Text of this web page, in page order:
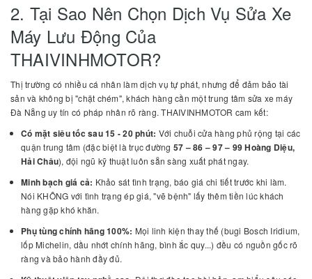
2. Tại Sao Nên Chọn Dịch Vụ Sửa Xe
Máy Lưu Động Của
THAIVINHMOTOR?
Thị trường có nhiều cá nhân làm dịch vụ tự phát, nhưng để đảm bảo tài
sản và không bị "chặt chém", khách hàng cần một trung tâm sửa xe máy
Đà Nẵng uy tín có pháp nhân rõ ràng. THAIVINHMOTOR cam kết:
Có mặt siêu tốc sau 15 - 20 phút: Với chuỗi cửa hàng phủ rộng tại các
quận trung tâm (đặc biệt là trục đường 57 – 86 – 97 – 99 Hoàng Diệu,
Hải Châu), đội ngũ kỹ thuật luôn sẵn sàng xuất phát ngay.
Minh bạch giá cả: Khảo sát tình trạng, báo giá chi tiết trước khi làm.
Nói KHÔNG với tình trạng ép giá, "vẽ bệnh" lấy thêm tiền lúc khách
hàng gặp khó khăn.
Phụ tùng chính hãng 100%: Mọi linh kiện thay thế (bugi Bosch Iridium,
lốp Michelin, dầu nhớt chính hãng, bình ắc quy...) đều có nguồn gốc rõ
ràng và bảo hành đầy đủ.